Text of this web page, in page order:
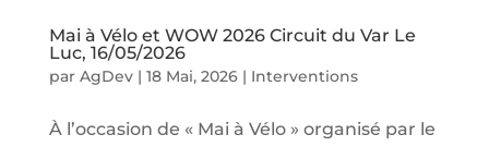
Mai à Vélo et WOW 2026 Circuit du Var Le
Luc, 16/05/2026
par AgDev| 18 Mai, 2026| Interventions
À l’occasion de « Mai à Vélo » organisé par le